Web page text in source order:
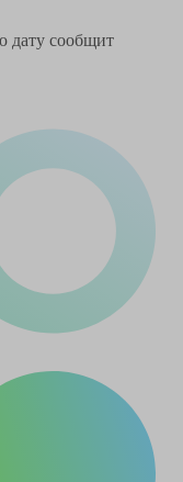
дату сообщит